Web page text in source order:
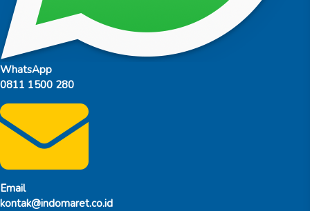
WhatsApp
0811 1500 280
Email
kontak@indomaret.co.id